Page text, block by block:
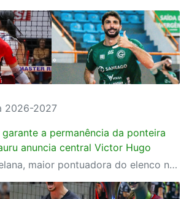
2026-2027
garante a permanência da ponteira
anuncia central Victor Hugo
Ponteira venezuelana, maior pontuadora do elenco nas conquistas do Paulista e do Sul-Americano, estende vínculo por mais um ano; no masculino, experiente central ex-Goiás chega para blindar a rede